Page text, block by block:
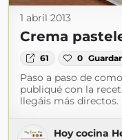
1 abril 2013
Crema
61 0 Guardar
Paso a paso de
publiqué con la
llegáis más directos.
Hoy cocina